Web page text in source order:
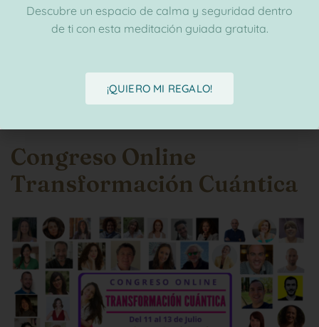
Una pequeña situación cotidiana (que pasó
me hizo pensar en cómo se producen a veces nuestros
Congreso Online
Transformación Cuántica
Descubre un espacio de calma y seguridad dentro
de ti con esta meditación guiada gratuita.
¡QUIERO MI REGALO!